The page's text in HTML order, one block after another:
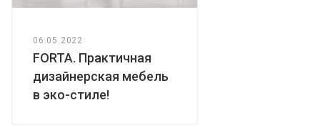
полу.
06.05.2022
FORTA. Практичная
дизайнерская мебель
в эко-стиле!